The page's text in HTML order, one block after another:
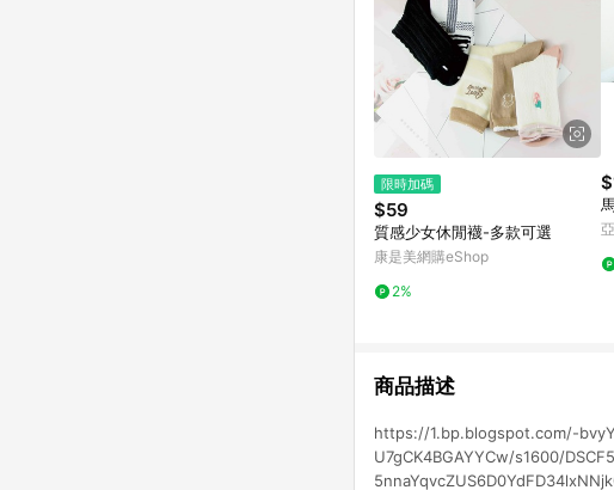
限時加碼
$59
質感少女休閒襪-多款可選
康是美網購eShop
2%
商品描述
https://1.bp.blogspot.com/-
U7gCK4BGAYYCw/s1600/